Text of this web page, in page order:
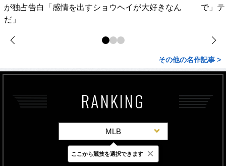
が独占告白「感情を出すショウヘイが大好きなん
だ」
で」
その他の名作記事 >
RANKING
MLB
最新 24時間 週間
ここから競技を選択できます ×